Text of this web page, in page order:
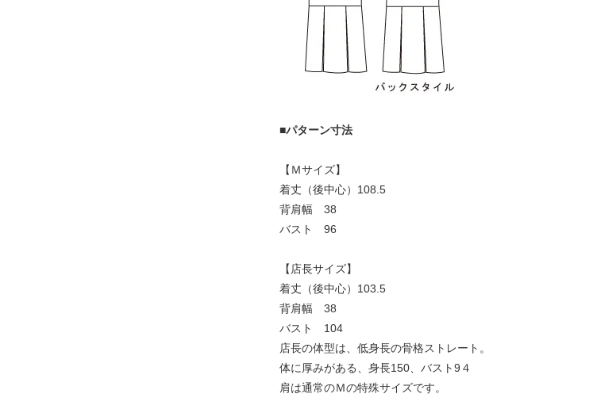
■パターン寸法
【Ｍサイズ】
着丈（後中心）108.5
背肩幅 38
バスト 96
【店長サイズ】
着丈（後中心）103.5
背肩幅 38
バスト 104
店長の体型は、低身長の骨格ストレート。
体に厚みがある、身長150、バスト9４
肩は通常のＭの特殊サイズです。